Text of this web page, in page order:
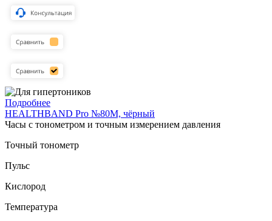
Подробнее
HEALTHBAND Pro №80M, чёрный
Часы с тонометром и точным измерением давления
Точный тонометр
Пульс
Кислород
Температура